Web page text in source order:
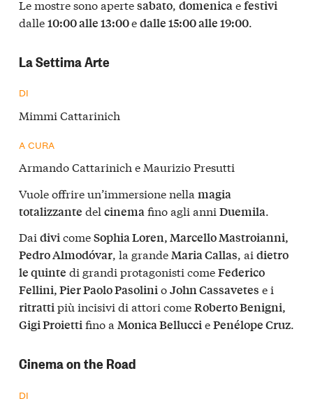
Le mostre sono apertesabato domenica efestivi
dalle10:00 alle 13:00edalle 15:00 alle 19:00
La Settima Arte
DI
Mimmi Cattarinich
A CURA
Armando Cattarinich e Maurizio Presutti
Vuole offrire un’immersione nella magia
totalizzante del cinemafino agli anni Duemila.
Dai divicomeSophia Loren, Marcello Mastroianni,
Pedro Almodóvar, la grandeMaria Callas, ai dietro
le quinte di grandi protagonisti comeFederico
Fellini, Pier Paolo PasolinioJohn Cassavetes e i
ritrattipiù incisivi di attori comeRoberto Benigni,
Gigi Proiettifino a Monica BellucciePenélope Cruz.
Cinema on the Road
DI